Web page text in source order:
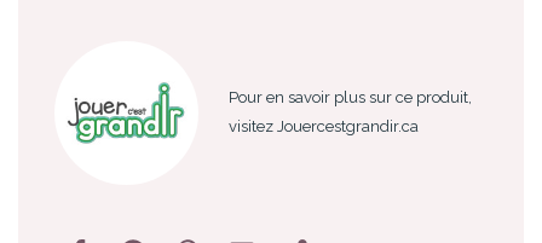
Pour en savoir plus sur ce produit,
visitez Jouercestgrandir.ca